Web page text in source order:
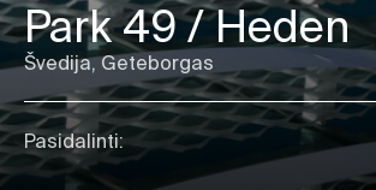
Park 49 / Heden
Švedija, Geteborgas
Pasidalinti: